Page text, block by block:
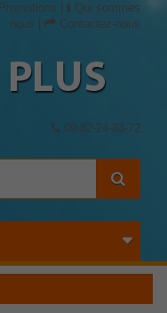
Promotions
Qui sommes
nous
Contactez-nous
09-82-24-83-72